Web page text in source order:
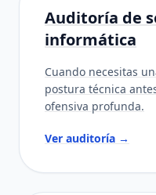
Auditoría de
informática
Cuando necesitas
postura técnica
ofensiva profunda.
Ver auditoría →